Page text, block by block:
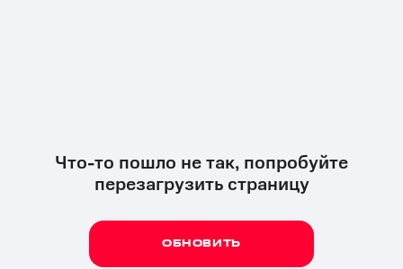
Что-то пошло не так, попробуйте
перезагрузить страницу
ОБНОВИТЬ